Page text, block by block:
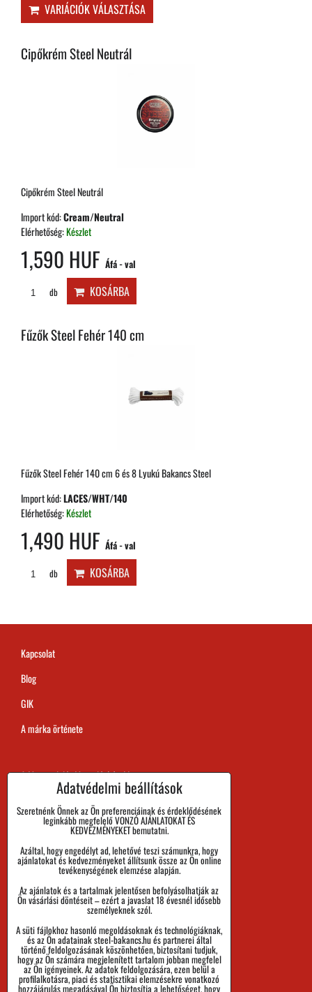
VARIÁCIÓK VÁLASZTÁSA
Cipőkrém Steel Neutrál
Cipőkrém Steel Neutrál
Import kód:Cream/Neutral
Elérhetőség:Készlet
1,590 HUF Áfá - val
db KOSÁRBA
Fűzők Steel Fehér 140 cm
Fűzők Steel Fehér 140 cm 6 és 8 Lyukú Bakancs Steel
Import kód:LACES/WHT/140
Elérhetőség:Készlet
1,490 HUF Áfá - val
db KOSÁRBA
Kapcsolat
Blog
GIK
A márka örténete
A Megrendelés Megvalósítási Ideje
Áru visszaadása és Reklamáció
Méret
Személyes adatok védelme
Küldemények nyomon követése
Adatvédelmi beállítások
Szeretnénk Önnek az Ön preferenciáinak és érdeklődésének
leginkább megfelelő VONZÓ AJÁNLATOKAT ÉS
KEDVEZMÉNYEKET bemutatni.
Azáltal, hogy engedélyt ad, lehetővé teszi számunkra, hogy
ajánlatokat és kedvezményeket állítsunk össze az Ön online
tevékenységének elemzése alapján.
Az ajánlatok és a tartalmak jelentősen befolyásolhatják az
Ön vásárlási döntéseit – ezért a javaslat 18 évesnél idősebb
személyeknek szól.
A süti fájlokhoz hasonló megoldásoknak és technológiáknak,
és az Ön adatainak steel-bakancs.hu és partnerei által
történő feldolgozásának köszönhetően, biztosítani tudjuk,
hogy az Ön számára megjelenített tartalom jobban megfelel
az Ön igényeinek. Az adatok feldolgozására, ezen belül a
profilalkotásra, piaci és statisztikai elemzésekre vonatkozó
hozzájárulás megadásával Ön biztosítja a lehetőséget, hogy